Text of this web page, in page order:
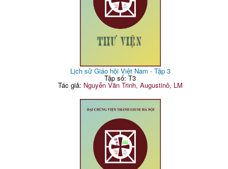
Lịch sử Giáo hội Việt Nam - Tập 3
Tập số: T3
Tác giả: Nguyễn Văn Trinh, Augustinô, LM